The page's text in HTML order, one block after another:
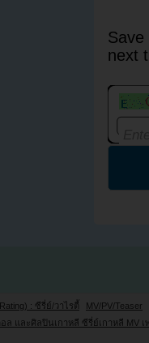
next
: ซีรี่ย์/วาไรตี้
MV/PV/Teaser
อล และศิลปินเกาหลี ซีรี่ย์เกาหลี MV